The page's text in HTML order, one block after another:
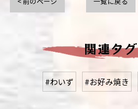
関連タグ
#わいず #お好み焼き